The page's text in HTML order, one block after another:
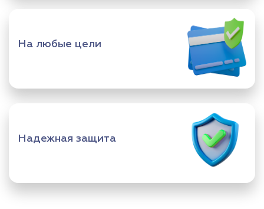
На любые цели
Надежная защита